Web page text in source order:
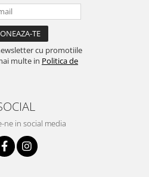
cu promotiile
multe in Politica de
ne in social media